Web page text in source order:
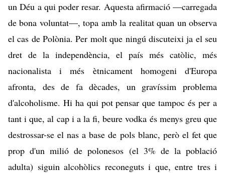
un Déu a qui poder resar. Aquesta afirmació —carregada
de bona voluntat—, topa amb la realitat quan un observa
el cas de Polònia. Per molt que ningú discuteixi ja el seu
dret de la independència, el país més catòlic, més
nacionalista i més ètnicament homogeni d'Europa
afronta, des de fa dècades, un gravíssim problema
d'alcoholisme. Hi ha qui pot pensar que tampoc és per a
tant i que, al cap i a la fi, beure vodka és menys greu que
destrossar-se el nas a base de pols blanc, però el fet que
prop d'un milió de polonesos (el 3% de la població
adulta) siguin alcohòlics reconeguts i que, entre tres i